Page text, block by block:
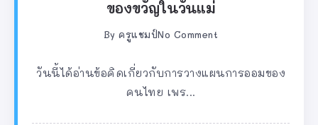
ของขวัญในวันแม่
By ครูแชมป์No Comment
วันนี้ได้อ่านข้อคิดเกี่ยวกับการวางแผนการออมของ
คนไทย เพร...